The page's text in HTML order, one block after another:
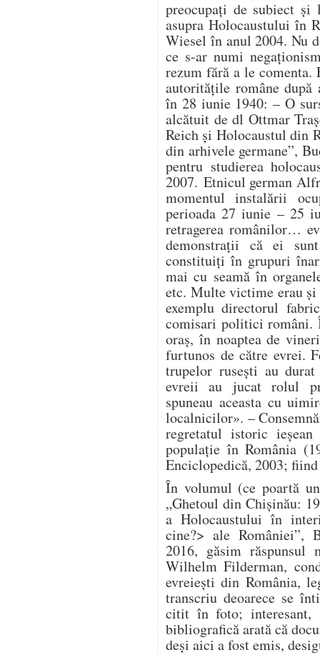
preocupați de subiect
asupra Holocaustului în
Wiesel în anul 2004. Nu
ce s-ar numi
rezum fără a le comenta.
autoritățile române după
în 28 iunie 1940: – O
alcătuit de dl Ottmar
Reich și Holocaustul din
din arhivele germane”,
pentru studierea
2007. Etnicul german
momentul instalării
perioada 27 iunie – 25
retragerea românilor…
demonstrații că ei
constituiți în grupuri
mai cu seamă în
etc. Multe victime erau
exemplu directorul
comisari politici români.
oraș, în noaptea de
furtunos de către evrei.
trupelor rusești au
evreii au jucat rolul
spuneau aceasta cu
localnicilor». –
regretatul istoric
populație în România
Enciclopedică, 2003;
În volumul (ce poartă
„Ghetoul din Chișinău:
a Holocaustului în
cine?> ale României”,
2016, găsim răspunsul
Wilhelm Filderman,
evreiești din România,
transcriu deoarece se
citit în foto; interesant,
bibliografică arată că
deși aici a fost emis,